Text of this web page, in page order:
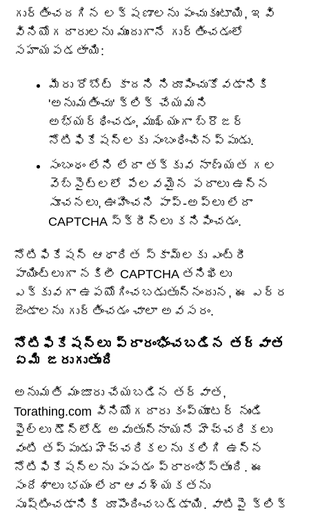
గుర్తించదగిన లక్షణాలను పంచుకుంటాయి, ఇవి
వినియోగదారులను ముందుగానే గుర్తించడంలో
సహాయపడతాయి:
మీరు రోబోట్ కాదని నిరూపించుకోవడానికి
'అనుమతించు' క్లిక్ చేయమని
అభ్యర్థించడం, ముఖ్యంగా బ్రౌజర్
నోటిఫికేషన్‌లకు సంబంధించినప్పుడు.
సంబంధం లేని లేదా తక్కువ నాణ్యత గల
వెబ్‌సైట్‌లలో పేలవమైన పదాలు ఉన్న
సూచనలు, ఊహించని పాప్-అప్‌లు లేదా
CAPTCHA స్క్రీన్‌లు కనిపించడం.
నోటిఫికేషన్ ఆధారిత స్కామ్‌లకు ఎంట్రీ
పాయింట్లుగా నకిలీ CAPTCHA తనిఖీలు
ఎక్కువగా ఉపయోగించబడుతున్నందున, ఈ ఎర్ర
జెండాలను గుర్తించడం చాలా అవసరం.
నోటిఫికేషన్‌లు ప్రారంభించబడిన తర్వాత
ఏమి జరుగుతుంది
అనుమతి మంజూరు చేయబడిన తర్వాత,
Torathing.com వినియోగదారు కంప్యూటర్ నుండి
ఫైల్‌లు డౌన్‌లోడ్ అవుతున్నాయనే హెచ్చరికలు
వంటి తప్పుడు హెచ్చరికలను కలిగి ఉన్న
నోటిఫికేషన్‌లను పంపడం ప్రారంభిస్తుంది. ఈ
సందేశాలు భయం లేదా ఆవశ్యకతను
సృష్టించడానికి రూపొందించబడ్డాయి. వాటిపై క్లిక్